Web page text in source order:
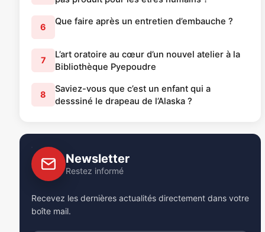
6
Que faire après un entretien d’embauche ?
7
L’art oratoire au cœur d’un nouvel atelier à la
Bibliothèque Pyepoudre
8
Saviez-vous que c’est un enfant qui a
desssiné le drapeau de l’Alaska ?
Newsletter
Restez informé
Recevez les dernières actualités directement dans votre
boîte mail.